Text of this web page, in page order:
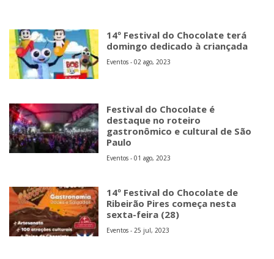
14º Festival do Chocolate terá
domingo dedicado à criançada
Eventos - 02 ago, 2023
Festival do Chocolate é
destaque no roteiro
gastronômico e cultural de São
Paulo
Eventos - 01 ago, 2023
14º Festival do Chocolate de
Ribeirão Pires começa nesta
sexta-feira (28)
Eventos - 25 jul, 2023